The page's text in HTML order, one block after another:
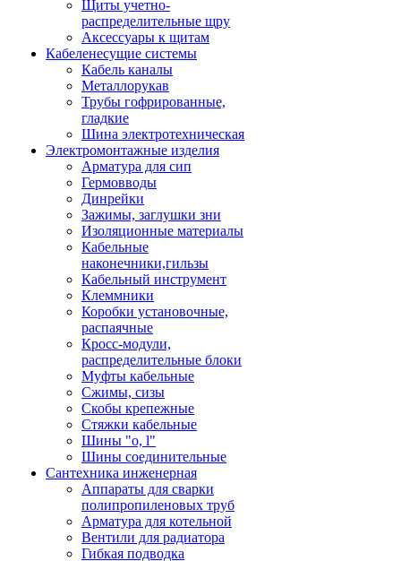
Щиты учетно-
распределительные щру
Аксессуары к щитам
Кабеленесущие системы
Кабель каналы
Металлорукав
Трубы гофрированные,
гладкие
Шина электротехническая
Электромонтажные изделия
Арматура для сип
Гермовводы
Динрейки
Зажимы, заглушки зни
Изоляционные материалы
Кабельные
наконечники,гильзы
Кабельный инструмент
Клеммники
Коробки установочные,
распаячные
Кросс-модули,
распределительные блоки
Муфты кабельные
Сжимы, сизы
Скобы крепежные
Стяжки кабельные
Шины "o, l"
Шины соединительные
Сантехника инженерная
Аппараты для сварки
полипропиленовых труб
Арматура для котельной
Вентили для радиатора
Гибкая подводка